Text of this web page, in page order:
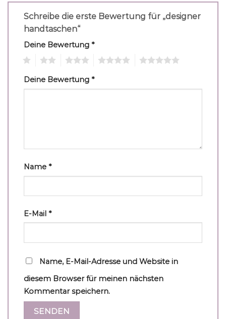
Schreibe die erste Bewertung für „designer
handtaschen“
Deine Bewertung *
Deine Bewertung *
Name *
E-Mail *
Name, E-Mail-Adresse und Website in
diesem Browser für meinen nächsten
Kommentar speichern.